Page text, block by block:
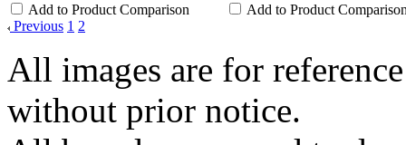
Add to Product Comparison
Add to Product
Previous 1 2
All images are for
without prior notice.